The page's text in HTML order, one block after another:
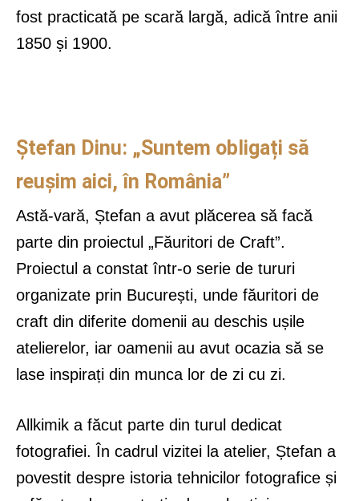
fost practicată pe scară largă, adică între anii
1850 și 1900.
Ștefan Dinu: „Suntem obligați să
reușim aici, în România”
Astă-vară, Ștefan a avut plăcerea să facă
parte din proiectul „Făuritori de Craft”.
Proiectul a constat într-o serie de tururi
organizate prin București, unde făuritori de
craft din diferite domenii au deschis ușile
atelierelor, iar oamenii au avut ocazia să se
lase inspirați din munca lor de zi cu zi.
Allkimik a făcut parte din turul dedicat
fotografiei. În cadrul vizitei la atelier, Ștefan a
povestit despre istoria tehnicilor fotografice și